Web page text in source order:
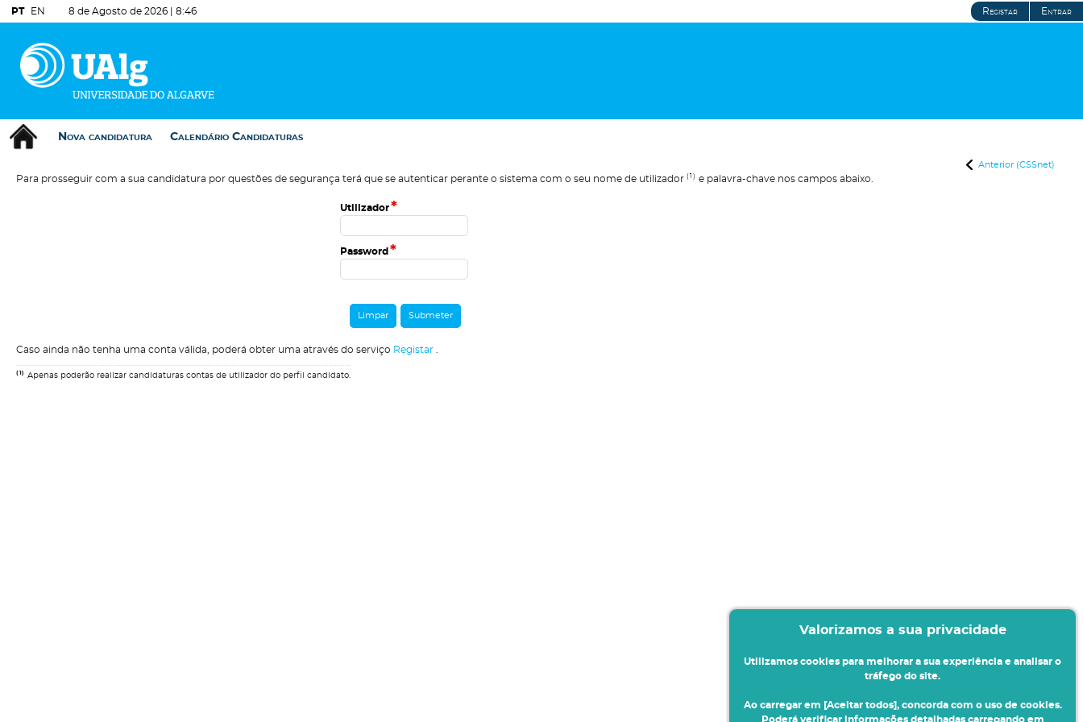
PT EN 8 de Agosto de 2026 | 8:46 Registar Entrar
Nova candidatura Calendário Candidaturas
Anterior (CSSnet)
Para prosseguir com a sua candidatura por questões de segurança terá que se autenticar perante o sistema com o seu nome de utilizador (1) e palavra-chave nos campos abaixo.
Utilizador*
Password *
Caso ainda não tenha uma conta válida, poderá obter uma através do serviço Registar
(1) Apenas poderão realizar candidaturas contas de utilizador do perfil candidato.
Valorizamos a sua privacidade
Utilizamos cookies para melhorar a sua experiência e analisar o
tráfego do site.
Ao carregar em [Aceitar todos], concorda com o uso de cookies.
Poderá verificar informações detalhadas carregando em